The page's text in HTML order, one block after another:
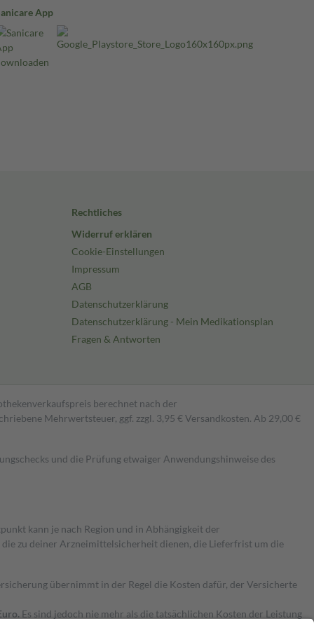
App
Rechtliches
Widerruf erklären
Cookie-Einstellungen
Impressum
AGB
Datenschutzerklärung
Datenschutzerklärung - Mein Medikationsplan
Fragen & Antworten
berechnet nach der
Mehrwertsteuer, ggf. zzgl. 3,95 € Versandkosten. Ab 29,00 €
und die Prüfung etwaiger Anwendungshinweise des
kann je nach Region und in Abhängigkeit der
zu deiner Arzneimittelsicherheit dienen, die Lieferfrist um die
übernimmt in der Regel die Kosten dafür, der Versicherte
Es sind jedoch nie mehr als die tatsächlichen Kosten der Leistung